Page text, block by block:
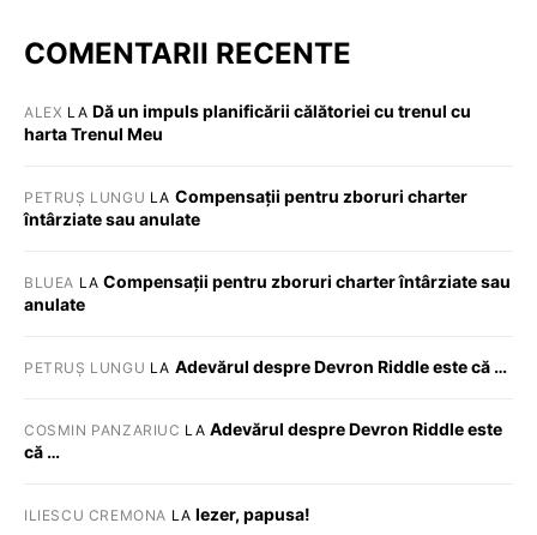
COMENTARII RECENTE
ALEX LA Dă un impuls planificării călătoriei cu trenul cu
harta Trenul Meu
PETRUȘ LUNGU LA Compensații pentru zboruri charter
întârziate sau anulate
BLUEA LACompensații pentru zboruri charter întârziate sau
anulate
PETRUȘ LUNGU LA Adevărul despre Devron Riddle este că …
COSMIN PANZARIUC LA Adevărul despre Devron Riddle este
că …
ILIESCU CREMONA LAIezer, papusa!